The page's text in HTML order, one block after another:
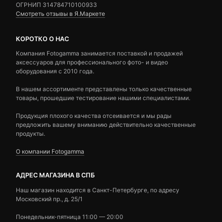
ОГРНИП 314784710100933
Смотреть отзывы в Я.Маркете
КОРОТКО О НАС
Компания Fotogamma занимается поставкой и продажей
аксессуаров для профессионального фото- и видео
оборудования с 2010 года.
В нашем ассортименте представлены только качественные
товары, прошедшие тестирование нашими специалистами.
Продукция плохого качества отсеивается и мы рады
предложить вашему вниманию действительно качественные
продукты.
О компании Fotogamma
АДРЕС МАГАЗИНА В СПБ
Наш магазин находится в Санкт-Петербурге, по адресу
Московский пр., д. 25/1
Понедельник-пятница 11:00 — 20:00